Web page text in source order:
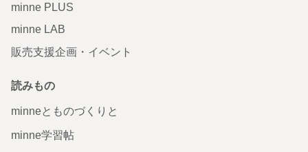
minne PLUS
minne LAB
販売支援企画・イベント
読みもの
minneとものづくりと
minne学習帖